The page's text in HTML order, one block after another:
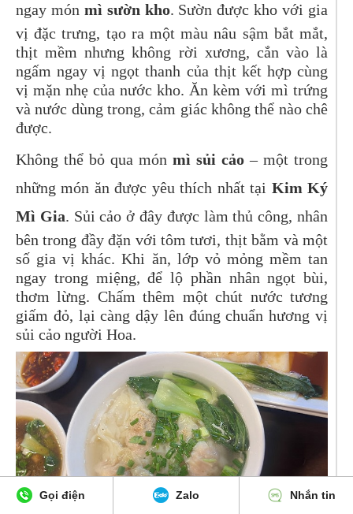
ngay món mì sườn kho. Sườn được kho với gia
vị đặc trưng, tạo ra một màu nâu sậm bắt mắt,
thịt mềm nhưng không rời xương, cắn vào là
ngấm ngay vị ngọt thanh của thịt kết hợp cùng
vị mặn nhẹ của nước kho. Ăn kèm với mì trứng
và nước dùng trong, cảm giác không thể nào chê
được.
Không thể bỏ qua món mì sủi cảo – một trong
những món ăn được yêu thích nhất tại Kim Ký
Mì Gia. Sủi cảo ở đây được làm thủ công, nhân
bên trong đầy đặn với tôm tươi, thịt bằm và một
số gia vị khác. Khi ăn, lớp vỏ mỏng mềm tan
ngay trong miệng, để lộ phần nhân ngọt bùi,
thơm lừng. Chấm thêm một chút nước tương
giấm đỏ, lại càng dậy lên đúng chuẩn hương vị
sủi cảo người Hoa.
Gọi điện Zalo Nhắn tin